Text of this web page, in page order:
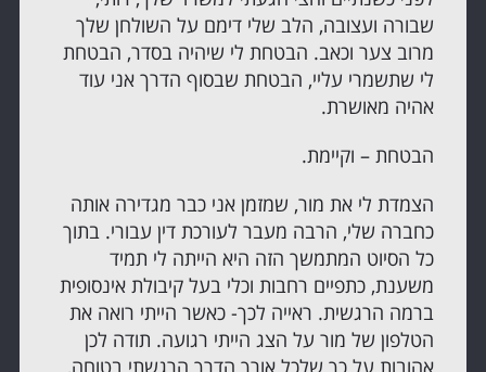
שבורה ועצובה, הלב שלי דימם על השולחן שלך
מרוב צער וכאב. הבטחת לי שיהיה בסדר, הבטחת
לי שתשמרי עליי, הבטחת שבסוף הדרך אני עוד
אהיה מאושרת.
הבטחת – וקיימת.
הצמדת לי את מור, שמזמן אני כבר מגדירה אותה
כחברה שלי, הרבה מעבר לעורכת דין עבורי. בתוך
כל הסיוט המתמשך הזה היא הייתה לי תמיד
משענת, כתפיים רחבות וכלי בעל קיבולת אינסופית
ברמה הרגשית. ראייה לכך- כאשר הייתי רואה את
הטלפון של מור על הצג הייתי רגועה. תודה לכן
אהובות על כך שלכל אורך הדרך הרגשתי בטוחה,